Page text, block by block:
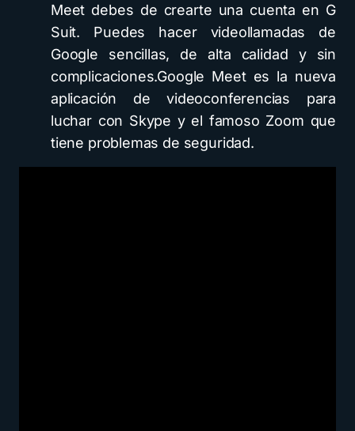
Meet debes de crearte una cuenta en G
Suit. Puedes hacer videollamadas de
Google sencillas, de alta calidad y sin
complicaciones.Google Meet es la nueva
aplicación de videoconferencias para
luchar con Skype y el famoso Zoom que
tiene problemas de seguridad.